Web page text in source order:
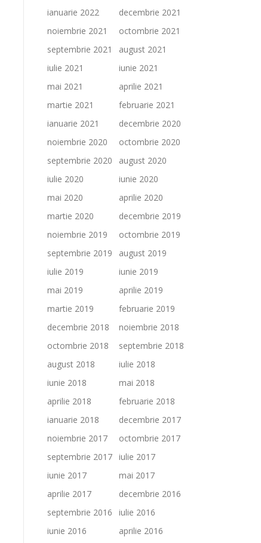
ianuarie 2022
decembrie 2021
noiembrie 2021
octombrie 2021
septembrie 2021
august 2021
iulie 2021
iunie 2021
mai 2021
aprilie 2021
martie 2021
februarie 2021
ianuarie 2021
decembrie 2020
noiembrie 2020
octombrie 2020
septembrie 2020
august 2020
iulie 2020
iunie 2020
mai 2020
aprilie 2020
martie 2020
decembrie 2019
noiembrie 2019
octombrie 2019
septembrie 2019
august 2019
iulie 2019
iunie 2019
mai 2019
aprilie 2019
martie 2019
februarie 2019
decembrie 2018
noiembrie 2018
octombrie 2018
septembrie 2018
august 2018
iulie 2018
iunie 2018
mai 2018
aprilie 2018
februarie 2018
ianuarie 2018
decembrie 2017
noiembrie 2017
octombrie 2017
septembrie 2017 iulie 2017
iunie 2017
mai 2017
aprilie 2017
decembrie 2016
septembrie 2016
iulie 2016
iunie 2016
aprilie 2016